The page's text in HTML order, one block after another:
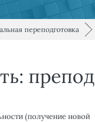
переподготовка /
►
(получение новой